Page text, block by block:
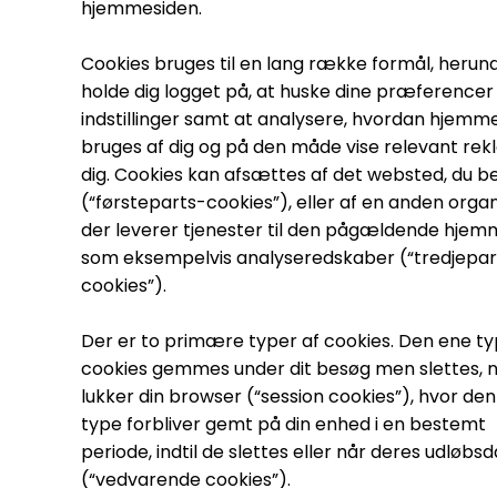
hjemmesiden.
Cookies bruges til en lang række formål,
holde dig logget på, at huske dine præferencer
indstillinger samt at analysere, hvordan
bruges af dig og på den måde vise relevant
dig. Cookies kan afsættes af det websted, du
(“førsteparts-cookies”), eller af en anden
der leverer tjenester til den pågældende
som eksempelvis analyseredskaber
cookies”).
Der er to primære typer af cookies. Den ene
cookies gemmes under dit besøg men slettes,
lukker din browser (“session cookies”), hvor
type forbliver gemt på din enhed i en bestemt
periode, indtil de slettes eller når deres
(“vedvarende cookies”).